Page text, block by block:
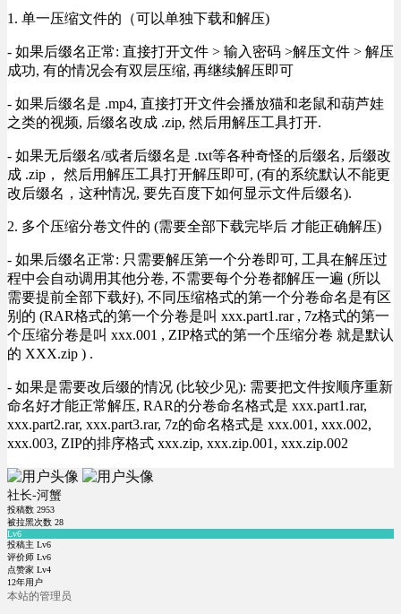
1. 单一压缩文件的（可以单独下载和解压)
- 如果后缀名正常: 直接打开文件 > 输入密码 >解压文件 > 解压
成功, 有的情况会有双层压缩, 再继续解压即可
- 如果后缀名是 .mp4, 直接打开文件会播放猫和老鼠和葫芦娃
之类的视频, 后缀名改成 .zip, 然后用解压工具打开.
- 如果无后缀名/或者后缀名是 .txt等各种奇怪的后缀名, 后缀改
成 .zip， 然后用解压工具打开解压即可, (有的系统默认不能更
改后缀名，这种情况, 要先百度下如何显示文件后缀名).
2. 多个压缩分卷文件的 (需要全部下载完毕后 才能正确解压)
- 如果后缀名正常: 只需要解压第一个分卷即可, 工具在解压过
程中会自动调用其他分卷, 不需要每个分卷都解压一遍 (所以
需要提前全部下载好), 不同压缩格式的第一个分卷命名是有区
别的 (RAR格式的第一个分卷是叫 xxx.part1.rar , 7z格式的第一
个压缩分卷是叫 xxx.001 , ZIP格式的第一个压缩分卷 就是默认
的 XXX.zip ) .
- 如果是需要改后缀的情况 (比较少见): 需要把文件按顺序重新
命名好才能正常解压, RAR的分卷命名格式是 xxx.part1.rar,
xxx.part2.rar, xxx.part3.rar, 7z的命名格式是 xxx.001, xxx.002,
xxx.003, ZIP的排序格式 xxx.zip, xxx.zip.001, xxx.zip.002
社长-河蟹
投稿数 2953
被拉黑次数 28
Lv6
投稿主 Lv6
评价师 Lv6
点赞家 Lv4
12年用户
本站的管理员